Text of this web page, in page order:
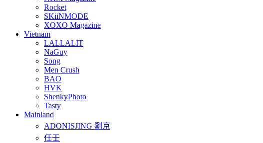
Rocket
SKiiNMODE
XOXO Magazine
Vietnam
LALLALIT
NaGuy
Song
Men Crush
BAO
HVK
ShenkyPhoto
Tasty
Mainland
ADONISJING 劉京
任壬